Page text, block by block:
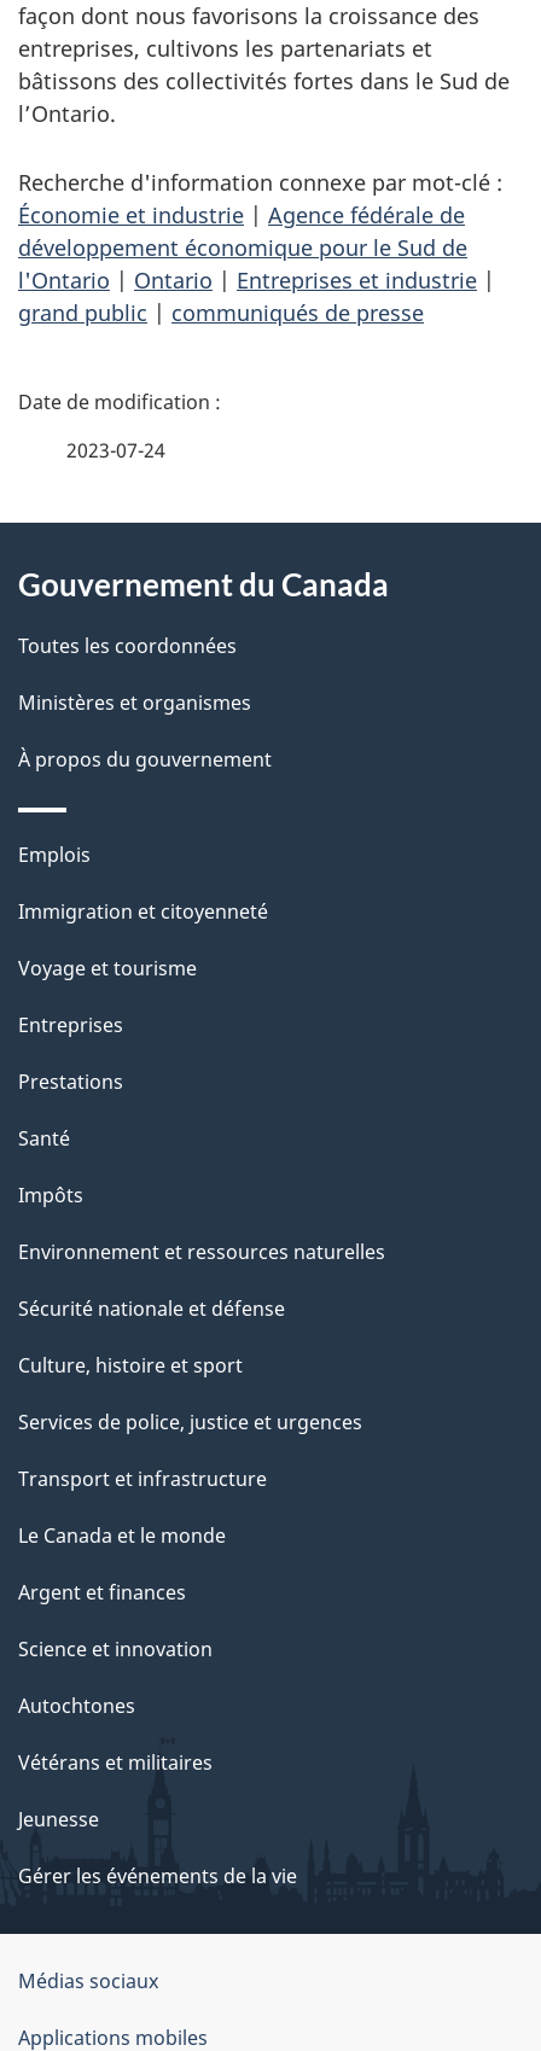
façon dont nous favorisons la croissance des
entreprises, cultivons les partenariats et
bâtissons des collectivités fortes dans le Sud de
l’Ontario.
Recherche d'information connexe par mot-clé :
Économie et industrie | Agence fédérale de
développement économique pour le Sud de
l'Ontario | Ontario | Entreprises et industrie |
grand public | communiqués de presse
D
i
l
s
d
e
l
a
p
a
g
e
2023-07-24
propos
de
ce
site
Gouvernement du Canada
Toutes les coordonnées
Ministères et organismes
À propos du gouvernement
Thèmes
sujets
Emplois
Immigration et citoyenneté
Voyage et tourisme
Entreprises
Prestations
Santé
Impôts
Environnement et ressources naturelles
Sécurité nationale et défense
Culture, histoire et sport
Services de police, justice et urgences
Transport et infrastructure
Le Canada et le monde
Argent et finances
Science et innovation
Autochtones
Vétérans et militaires
Jeunesse
Gérer les événements de la vie
Organisation
du
Médias sociaux
Applications mobiles